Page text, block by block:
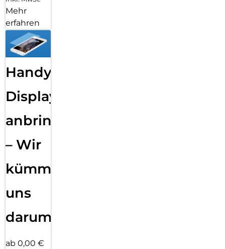
Mehr
erfahren
Handy
Displayfolie
anbringen
– Wir
kümmern
uns
darum!
ab 0,00 €